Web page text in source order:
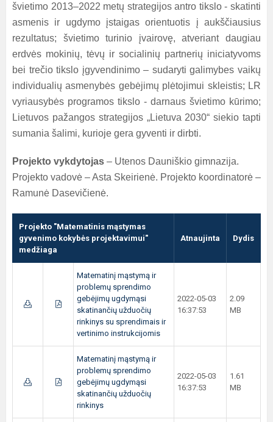
švietimo 2013–2022 metų strategijos antro tikslo - skatinti
asmenis ir ugdymo įstaigas orientuotis į aukščiausius
rezultatus; švietimo turinio įvairovę, atveriant daugiau
erdvės mokinių, tėvų ir socialinių partnerių iniciatyvoms
bei trečio tikslo įgyvendinimo – sudaryti galimybes vaikų
individualių asmenybės gebėjimų plėtojimui skleistis; LR
vyriausybės programos tikslo - darnaus švietimo kūrimo;
Lietuvos pažangos strategijos „Lietuva 2030“ siekio tapti
sumania šalimi, kurioje gera gyventi ir dirbti.
Projekto vykdytojas – Utenos Dauniškio gimnazija.
Projekto vadovė – Asta Skeirienė. Projekto koordinatorė –
Ramunė Dasevičienė.
Projekto "Matematinis mąstymas
gyvenimo kokybės projektavimui"
medžiaga
Atnaujinta Dydis
Matematinį mąstymą ir
problemų sprendimo
gebėjimų ugdymąsi
skatinančių užduočių
rinkinys su sprendimais ir
vertinimo instrukcijomis
2022-05-03
16:37:53
2.09
MB
Matematinį mąstymą ir
problemų sprendimo
gebėjimų ugdymąsi
skatinančių užduočių
rinkinys
2022-05-03
16:37:53
1.61
MB